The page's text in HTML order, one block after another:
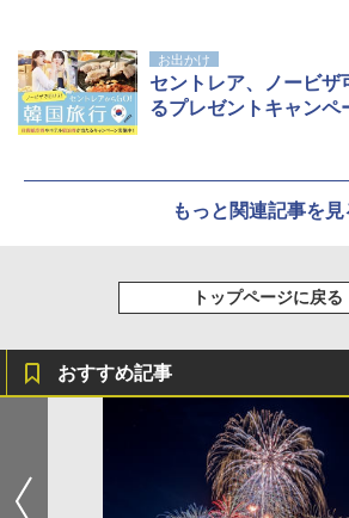
お出かけ
セントレア、ノービザ
るプレゼントキャンペ
もっと関連記事を見
トップページに戻る
おすすめ記事